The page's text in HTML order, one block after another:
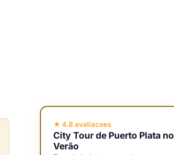
★ 4.8 avaliacoes
City Tour de Puerto Plata no
Verão